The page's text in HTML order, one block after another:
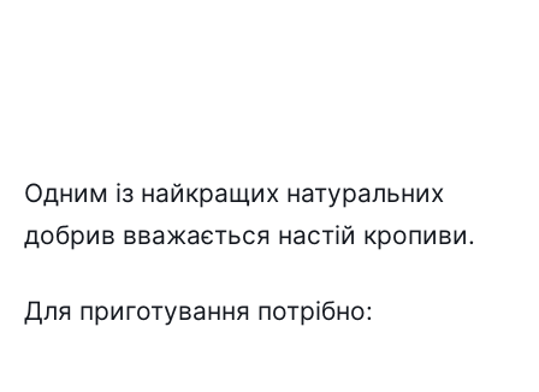
Одним із найкращих натуральних
добрив вважається настій кропиви.
Для приготування потрібно: